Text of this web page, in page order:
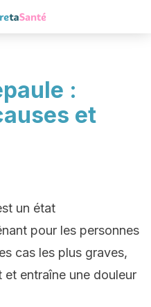
:
et
un état
pour les personnes
cas les plus graves,
et entraîne une douleur